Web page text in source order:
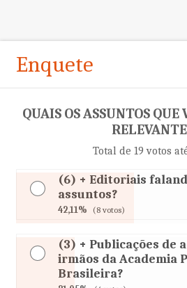
Enquete
QUAIS OS ASSUNTOS
Total de 19 votos
(6) + Editoriais
assuntos?
42,11% (8 votos)
(3) + Publicações de
irmãos da Academia
Brasileira?